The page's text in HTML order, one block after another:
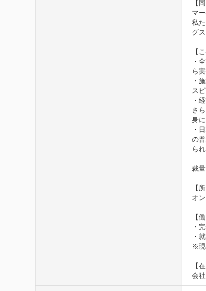
【
マ
私
グ
【
・
ら
・
ス
・
さ
身
・
の
ら
裁
【
オ
【
・
・
※現
【
会